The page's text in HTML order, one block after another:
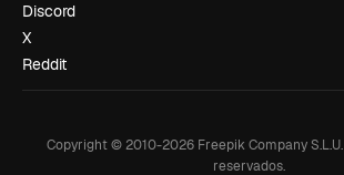
Discord
X
Reddit
Copyright © 2010-2026Freepik Company S.L.U.
reservados.